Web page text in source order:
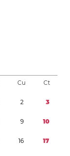
Cu Ct
2 3
9 10
16 17